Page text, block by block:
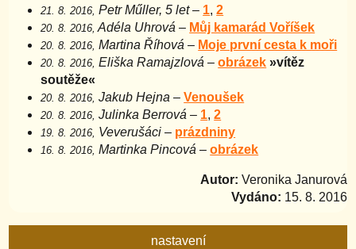
21. 8. 2016, Petr Műller, 5 let– 1,2
20. 8. 2016, Adéla Uhrová – Můj kamarád Voříšek
20. 8. 2016, Martina Říhová – Moje první cesta k moři
20. 8. 2016, Eliška Ramajzlová –obrázek »vítěz
soutěže«
20. 8. 2016, Jakub Hejna –Venoušek
20. 8. 2016, Julinka Berrová – 1,2
19. 8. 2016, Veverušáci – prázdniny
16. 8. 2016, Martinka Pincová –obrázek
Autor: Veronika Janurová
Vydáno: 15. 8. 2016
nastavení